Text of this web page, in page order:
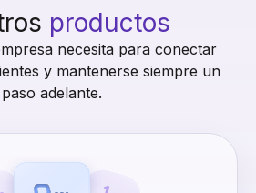
productos
necesita para conectar
y mantenerse siempre un
paso adelante.